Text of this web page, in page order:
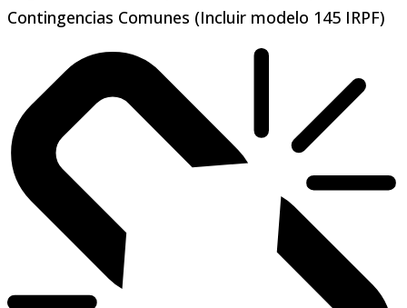
Contingencias Comunes (Incluir modelo 145 IRPF)